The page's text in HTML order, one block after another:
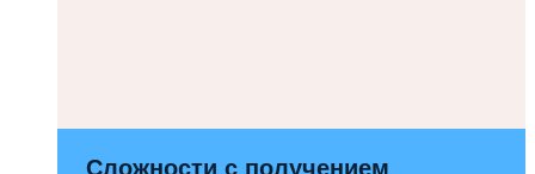
Сложности с получением